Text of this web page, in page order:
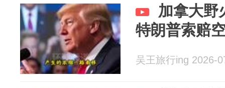
加拿大野
特朗普索赔
吴王旅行ing 2026-